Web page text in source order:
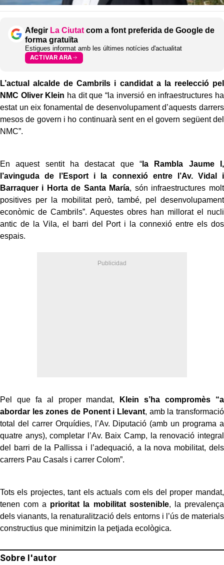
Afegir La Ciutat com a font preferida de Google de
forma gratuïta
Estigues informat amb les últimes notícies d'actualitat
ACTIVAR ARA
L’actual alcalde de Cambrils i candidat a la reelecció pel
NMC Oliver Klein ha dit que “la inversió en infraestructures ha
estat un eix fonamental de desenvolupament d’aquests darrers
mesos de govern i ho continuarà sent en el govern següent del
NMC”.
En aquest sentit ha destacat que “la Rambla Jaume I,
l’avinguda de l’Esport i la connexió entre l’Av. Vidal i
Barraquer i Horta de Santa María, són infraestructures molt
positives per la mobilitat però, també, pel desenvolupament
econòmic de Cambrils”. Aquestes obres han millorat el nucli
antic de la Vila, el barri del Port i la connexió entre els dos
espais.
Pel que fa al proper mandat,
Klein s’ha compromès “a
abordar les zones de Ponent i Llevant, amb la transformació
total del carrer Orquídies, l’Av. Diputació (amb un programa a
quatre anys), completar l’Av. Baix Camp, la renovació integral
del barri de la Pallissa i l’adequació, a la nova mobilitat, dels
carrers Pau Casals i carrer Colom”.
Tots els projectes, tant els actuals com els del proper mandat,
tenen com a prioritat la mobilitat sostenible, la prevalença
dels vianants, la renaturalització dels entorns i l’ús de materials
constructius que minimitzin la petjada ecològica.
Sobre l'autor